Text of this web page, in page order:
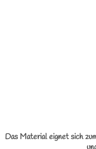
Das Material eignet sich